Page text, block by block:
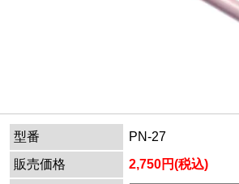
型番
PN-27
販売価格
2,750円(税込)